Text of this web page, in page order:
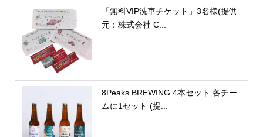
「無料VIP洗車チケット」3名様(提供
元：株式会社 C...
8Peaks BREWING 4本セット 各チー
ムに1セット (提...